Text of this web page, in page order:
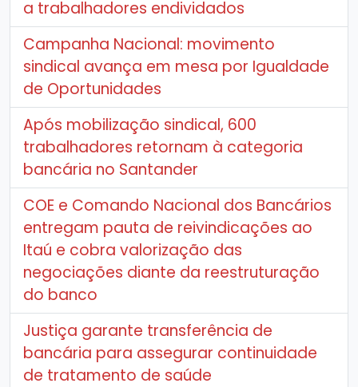
a trabalhadores endividados
Campanha Nacional: movimento
sindical avança em mesa por Igualdade
de Oportunidades
Após mobilização sindical, 600
trabalhadores retornam à categoria
bancária no Santander
COE e Comando Nacional dos Bancários
entregam pauta de reivindicações ao
Itaú e cobra valorização das
negociações diante da reestruturação
do banco
Justiça garante transferência de
bancária para assegurar continuidade
de tratamento de saúde